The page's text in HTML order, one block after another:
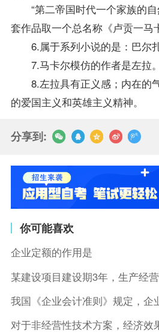
“第二帝国时代一个家族的自
套作品取一个总名称《卢贡一马
6.属于系列小说的是：巴尔扎
7.马卡尔模仿的作者是左拉。
8.左拉具有正义感；内在的
的爱国主义和英雄主义精神。
分享到:
你可能喜欢
企业定额的作用是